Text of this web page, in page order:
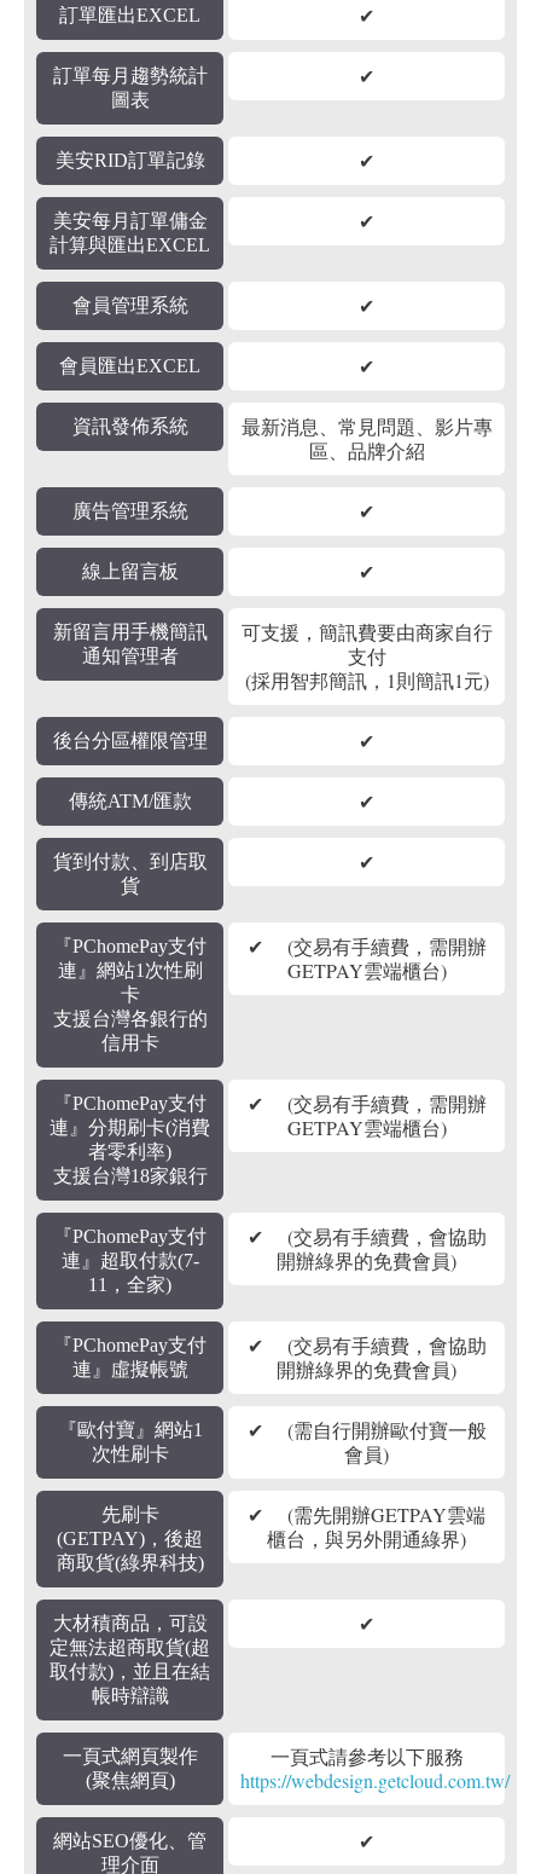
訂單匯出EXCEL ✔
訂單每月趨勢統計
圖表
✔
美安RID訂單記錄 ✔
美安每月訂單傭金
計算與匯出EXCEL
✔
會員管理系統 ✔
會員匯出EXCEL ✔
資訊發佈系統
最新消息、常見問題、影片專
區、品牌介紹
廣告管理系統 ✔
線上留言板 ✔
新留言用手機簡訊
通知管理者
可支援，簡訊費要由商家自行
支付
(採用智邦簡訊，1則簡訊1元)
後台分區權限管理 ✔
傳統ATM/匯款 ✔
貨到付款、到店取
貨
✔
『PChomePay支付
連』網站1次性刷
卡
支援台灣各銀行的
信用卡
✔ (交易有手續費，需開辦
GETPAY雲端櫃台)
『PChomePay支付
連』分期刷卡(消費
者零利率)
支援台灣18家銀行
✔ (交易有手續費，需開辦
GETPAY雲端櫃台)
『PChomePay支付
連』超取付款(7-
11，全家)
✔ (交易有手續費，會協助
開辦綠界的免費會員)
『PChomePay支付
連』虛擬帳號
✔ (交易有手續費，會協助
開辦綠界的免費會員)
『歐付寶』網站1
次性刷卡
✔ (需自行開辦歐付寶一般
會員)
先刷卡
(GETPAY)，後超
商取貨(綠界科技)
✔ (需先開辦GETPAY雲端
櫃台，與另外開通綠界)
大材積商品，可設
定無法超商取貨(超
取付款)，並且在結
帳時辯識
✔
一頁式網頁製作
(聚焦網頁)
一頁式請參考以下服務
https://webdesign.getcloud.com.tw/
網站SEO優化、管
理介面
✔